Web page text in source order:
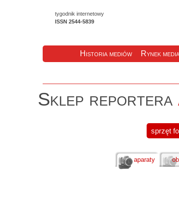
Historia mediów Rynek
tygodnik internetowy
ISSN 2544-5839
Sklep reportera
sprzęt
aparaty